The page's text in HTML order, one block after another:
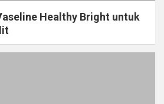
Healthy Bright untuk